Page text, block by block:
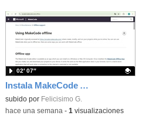
Instala MakeCode Arcade offline para programar grandes juegos sin necesidad de Internet
Contenido educativo.
subido por Felicisimo G.
02′ 07″
-hace una semana - 1 visualizaciones